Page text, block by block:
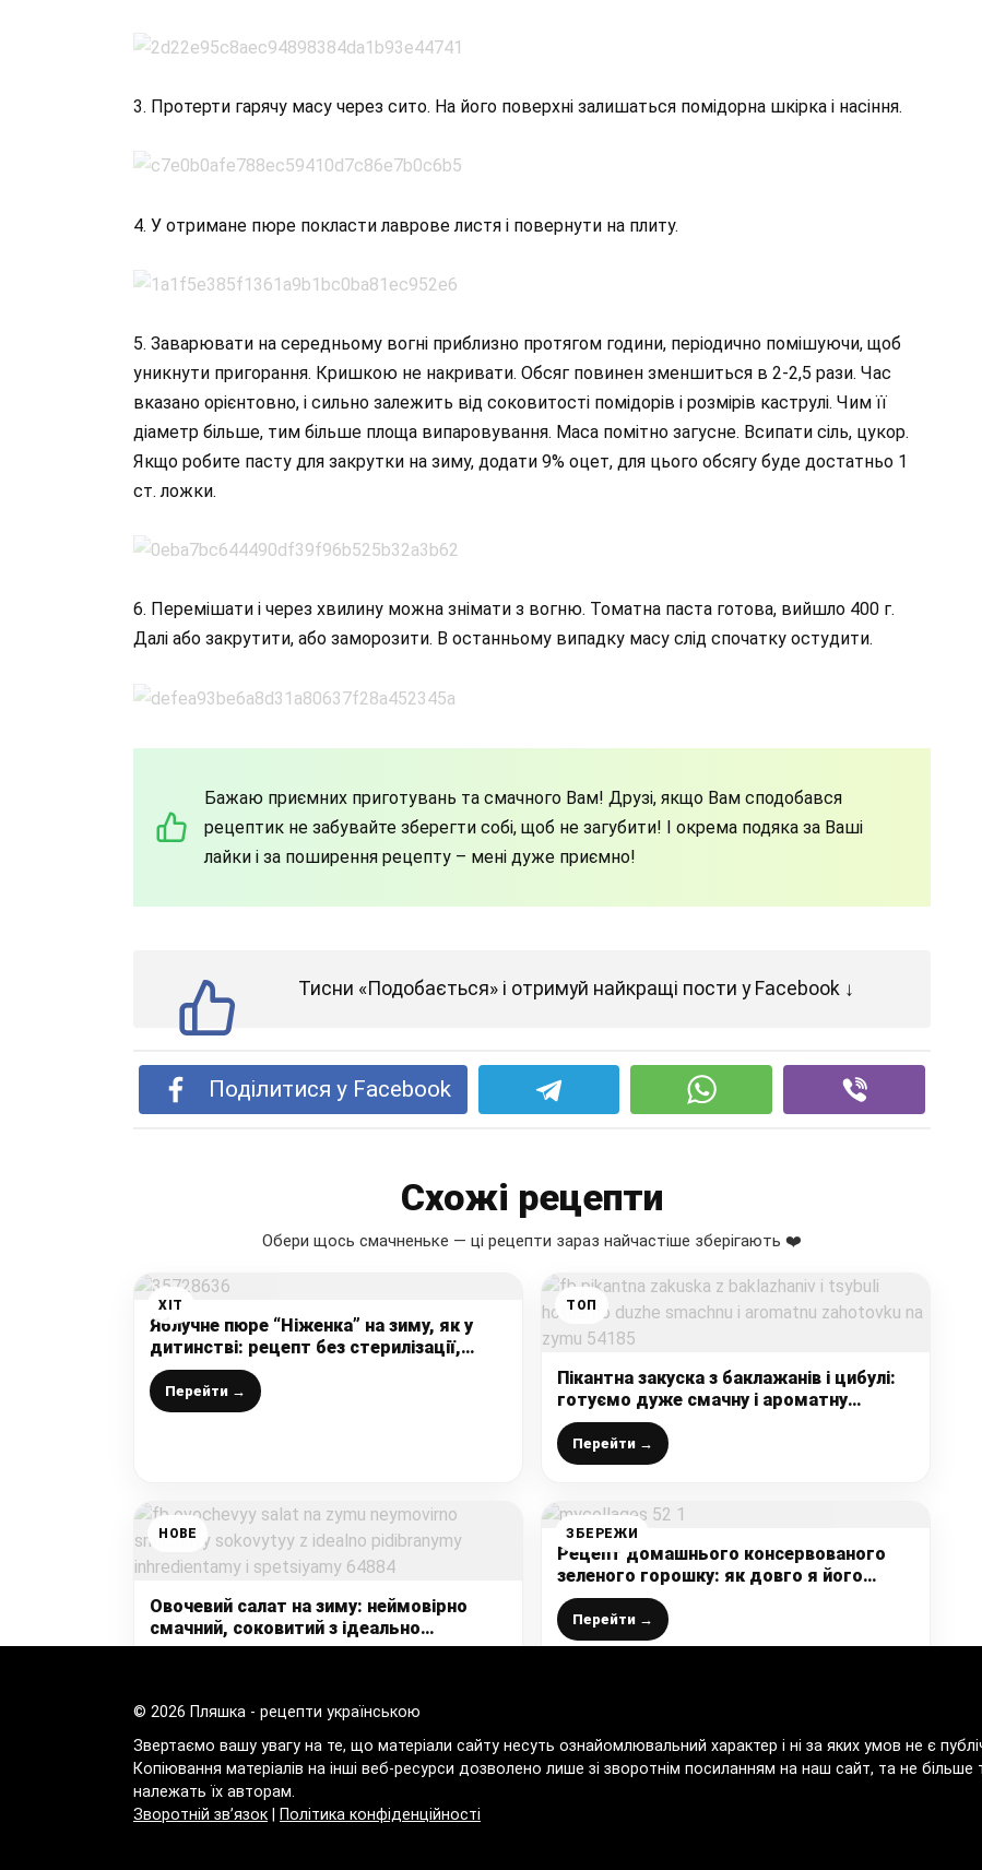
3. Протерти гарячу масу через сито. На його поверхні залишаться помідорна шкірка і насіння.
4. У отримане пюре покласти лаврове листя і повернути на плиту.
5. Заварювати на середньому вогні приблизно протягом години, періодично помішуючи, щоб
уникнути пригорання. Кришкою не накривати. Обсяг повинен зменшиться в 2-2,5 рази. Час
вказано орієнтовно, і сильно залежить від соковитості помідорів і розмірів каструлі. Чим її
діаметр більше, тим більше площа випаровування. Маса помітно загусне. Всипати сіль, цукор.
Якщо робите пасту для закрутки на зиму, додати 9% оцет, для цього обсягу буде достатньо 1
ст. ложки.
6. Перемішати і через хвилину можна знімати з вогню. Томатна паста готова, вийшло 400 г.
Далі або закрутити, або заморозити. В останньому випадку масу слід спочатку остудити.
Бажаю приємних приготувань та смачного Вам! Друзі, якщо Вам сподобався
рецептик не забувайте зберегти собі, щоб не загубити! І окрема подяка за Ваші
лайки і за поширення рецепту – мені дуже приємно!
Тисни «Подобається» і отримуй найкращі пости у Facebook ↓
Поділитися у Facebook
Схожі рецепти
Обери щось смачненьке — ці рецепти зараз найчастіше зберігають ❤️
ХІТ
Яблучне пюре “Ніженка” на зиму, як у
дитинстві: рецепт без стерилізації,
готую замість варення та повидла
Перейти →
ТОП
Пікантна закуска з баклажанів і цибулі:
готуємо дуже смачну і ароматну
заготовку на зиму
Перейти →
НОВЕ
Овочевий салат на зиму: неймовірно
смачний, соковитий з ідеально
підібраними інгредієнтами і спеціями
ЗБЕРЕЖИ
Рецепт домашнього консервованого
зеленого горошку: як довго я його
шукала
Перейти →
© 2026 Пляшка - рецепти українською
Звертаємо вашу увагу на те, що матеріали сайту несуть ознайомлювальний характер і ні за яких умов не є
Копіювання матеріалів на інші веб-ресурси дозволено лише зі зворотнім посиланням на наш сайт, та не більше
належать їх авторам.
Зворотній зв’язок
Політика конфіденційності